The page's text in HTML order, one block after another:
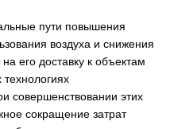
пути повышения
воздуха и снижения
его доставку к объектам
совершенствовании этих
сокращение затрат